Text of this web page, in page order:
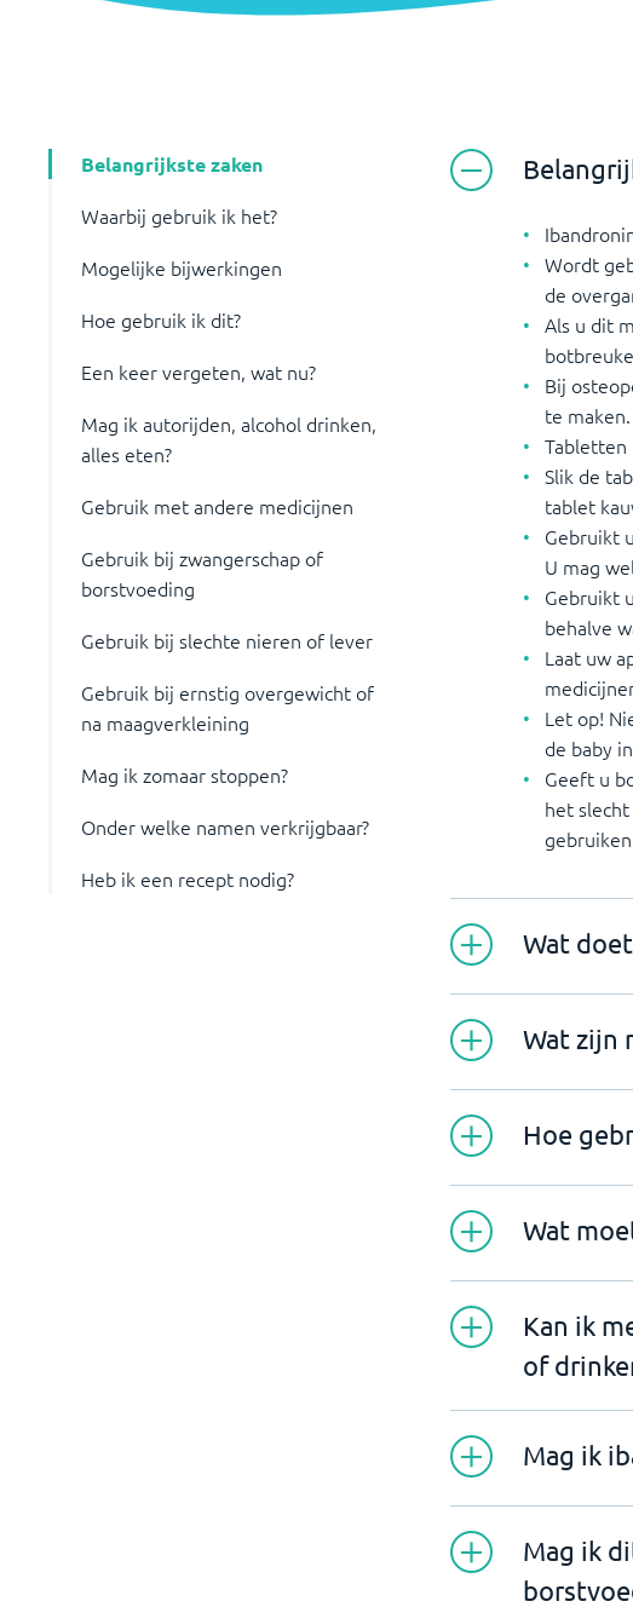
Belangrijkste zaken
Waarbij gebruik ik het?
Mogelijke bijwerkingen
Hoe gebruik ik dit?
Een keer vergeten, wat nu?
Mag ik autorijden, alcohol drinken,
alles eten?
Gebruik met andere medicijnen
Gebruik bij zwangerschap of
borstvoeding
Gebruik bij slechte nieren of lever
Gebruik bij ernstig overgewicht of
na maagverkleining
Mag ik zomaar stoppen?
Onder welke namen verkrijgbaar?
Heb ik een recept nodig?
Wordt
de
Als u dit
Bij
te maken.
Tabletten
Slik de
tablet
Gebruikt
U mag
Gebruikt
behalve
Laat uw
Let op!
de baby
Geeft u
het
Wat
Wat zijn
Hoe
Wat
Kan ik
of
Mag ik
Mag ik